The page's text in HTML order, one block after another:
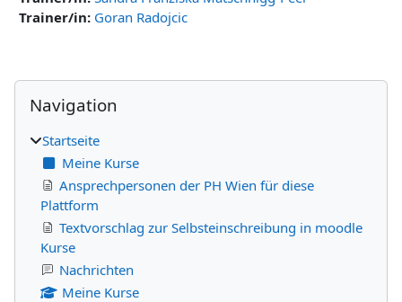
Trainer/in: Goran Radojcic
Blöcke
Navigation überspringen
Navigation
Startseite
Meine Kurse
Ansprechpersonen der PH Wien für diese
Plattform
Textvorschlag zur Selbsteinschreibung in moodle
Kurse
Nachrichten
Meine Kurse